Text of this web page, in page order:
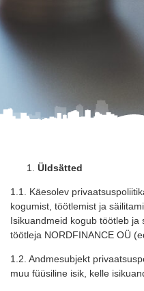
Üldsätted
1.1. Käesolev
kogumist, töötlemist ja
Isikuandmeid kogub töötleb
töötleja NORDFINANCE OÜ
1.2. Andmesubjekt
muu füüsiline isik, kelle